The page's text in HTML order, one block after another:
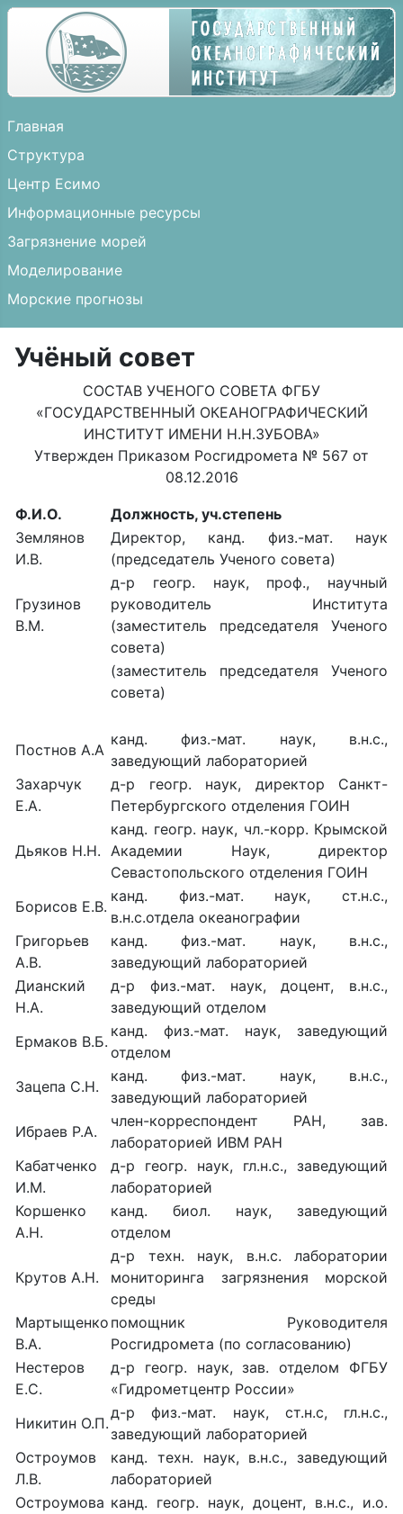
Главная
Структура
Центр Есимо
Информационные ресурсы
Загрязнение морей
Моделирование
Морские прогнозы
Учёный совет
СОСТАВ УЧЕНОГО СОВЕТА ФГБУ
«ГОСУДАРСТВЕННЫЙ ОКЕАНОГРАФИЧЕСКИЙ
ИНСТИТУТ ИМЕНИ Н.Н.ЗУБОВА»
Утвержден Приказом Росгидромета № 567 от
08.12.2016
Ф.И.О.
Должность, уч.степень
Землянов
И.В.
Директор, канд. физ.-мат. наук
(председатель Ученого совета)
Грузинов
В.М.
д-р геогр. наук, проф., научный
руководитель Института
(заместитель председателя Ученого
совета)
(заместитель председателя Ученого
совета)
Постнов А.А
канд. физ.-мат. наук, в.н.с.,
заведующий лабораторией
Захарчук
Е.А.
д-р геогр. наук, директор Санкт-
Петербургского отделения ГОИН
Дьяков Н.Н.
канд. геогр. наук, чл.-корр. Крымской
Академии Наук, директор
Севастопольского отделения ГОИН
Борисов Е.В.
канд. физ.-мат. наук, ст.н.с.,
в.н.с.отдела океанографии
Григорьев
А.В.
канд. физ.-мат. наук, в.н.с.,
заведующий лабораторией
Дианский
Н.А.
д-р физ.-мат. наук, доцент, в.н.с.,
заведующий отделом
Ермаков В.Б.
канд. физ.-мат. наук, заведующий
отделом
Зацепа С.Н.
канд. физ.-мат. наук, в.н.с.,
заведующий лабораторией
Ибраев Р.А.
член-корреспондент РАН, зав.
лабораторией ИВМ РАН
Кабатченко
И.М.
д-р геогр. наук, гл.н.с., заведующий
лабораторией
Коршенко
А.Н.
канд. биол. наук, заведующий
отделом
Крутов А.Н.
д-р техн. наук, в.н.с. лаборатории
мониторинга загрязнения морской
среды
Мартыщенко
В.А.
помощник Руководителя
Росгидромета (по согласованию)
Нестеров
Е.С.
д-р геогр. наук, зав. отделом ФГБУ
«Гидрометцентр России»
Никитин О.П.
д-р физ.-мат. наук, ст.н.с, гл.н.с.,
заведующий лабораторией
Остроумов
Л.В.
канд. техн. наук, в.н.с., заведующий
лабораторией
Остроумова канд. геогр. наук, доцент, в.н.с., и.о.